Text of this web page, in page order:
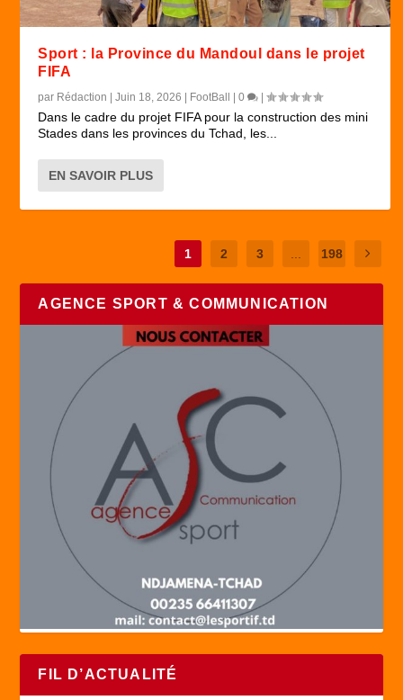
Sport : la Province du Mandoul dans le projet
FIFA
par Rédaction |Juin 18, 2026 | FootBall |0 |
Dans le cadre du projet FIFA pour la construction des mini
Stades dans les provinces du Tchad, les...
EN SAVOIR PLUS
1 2 3 198
AGENCE SPORT & COMMUNICATION
FIL D’ACTUALITÉ